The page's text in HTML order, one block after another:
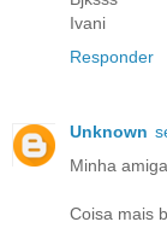
Ivani
Responder
Unknown
Minha amiga
Coisa mais